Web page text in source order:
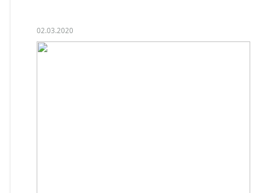
02.03.2020